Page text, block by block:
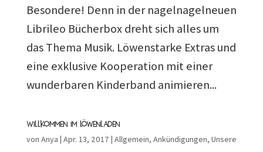
Besondere! Denn in der nagelnagelneuen
Librileo Bücherbox dreht sich alles um
das Thema Musik. Löwenstarke Extras und
eine exklusive Kooperation mit einer
wunderbaren Kinderband animieren...
Willkommen im Löwenladen
von Anya | Apr. 13, 2017 | Allgemein, Ankündigungen, Unsere